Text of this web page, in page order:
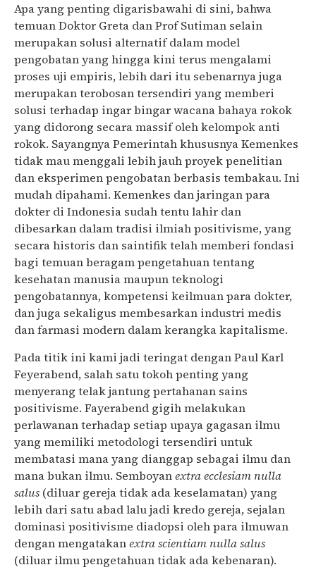
Apa yang penting digarisbawahi di sini, bahwa
temuan Doktor Greta dan Prof Sutiman selain
merupakan solusi alternatif dalam model
pengobatan yang hingga kini terus mengalami
proses uji empiris, lebih dari itu sebenarnya juga
merupakan terobosan tersendiri yang memberi
solusi terhadap ingar bingar wacana bahaya rokok
yang didorong secara massif oleh kelompok anti
rokok. Sayangnya Pemerintah khususnya Kemenkes
tidak mau menggali lebih jauh proyek penelitian
dan eksperimen pengobatan berbasis tembakau. Ini
mudah dipahami. Kemenkes dan jaringan para
dokter di Indonesia sudah tentu lahir dan
dibesarkan dalam tradisi ilmiah positivisme, yang
secara historis dan saintifik telah memberi fondasi
bagi temuan beragam pengetahuan tentang
kesehatan manusia maupun teknologi
pengobatannya, kompetensi keilmuan para dokter,
dan juga sekaligus membesarkan industri medis
dan farmasi modern dalam kerangka kapitalisme.
Pada titik ini kami jadi teringat dengan Paul Karl
Feyerabend, salah satu tokoh penting yang
menyerang telak jantung pertahanan sains
positivisme. Fayerabend gigih melakukan
perlawanan terhadap setiap upaya gagasan ilmu
yang memiliki metodologi tersendiri untuk
membatasi mana yang dianggap sebagai ilmu dan
mana bukan ilmu. Semboyanextra ecclesiam nulla
salus (diluar gereja tidak ada keselamatan) yang
lebih dari satu abad lalu jadi kredo gereja, sejalan
dominasi positivisme diadopsi oleh para ilmuwan
dengan mengatakanextra scientiam nulla salus
(diluar ilmu pengetahuan tidak ada kebenaran).